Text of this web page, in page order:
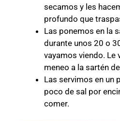
secamos y les
profundo que
Las ponemos en la
durante unos 20 o
vayamos viendo. Le
meneo a la sartén
Las servimos en un
poco de sal por
comer.